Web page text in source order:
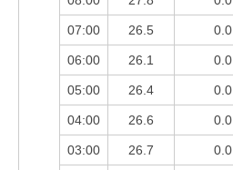
07:00 26.5 0.0
06:00 26.1 0.0
05:00 26.4 0.0
04:00 26.6 0.0
03:00 26.7 0.0